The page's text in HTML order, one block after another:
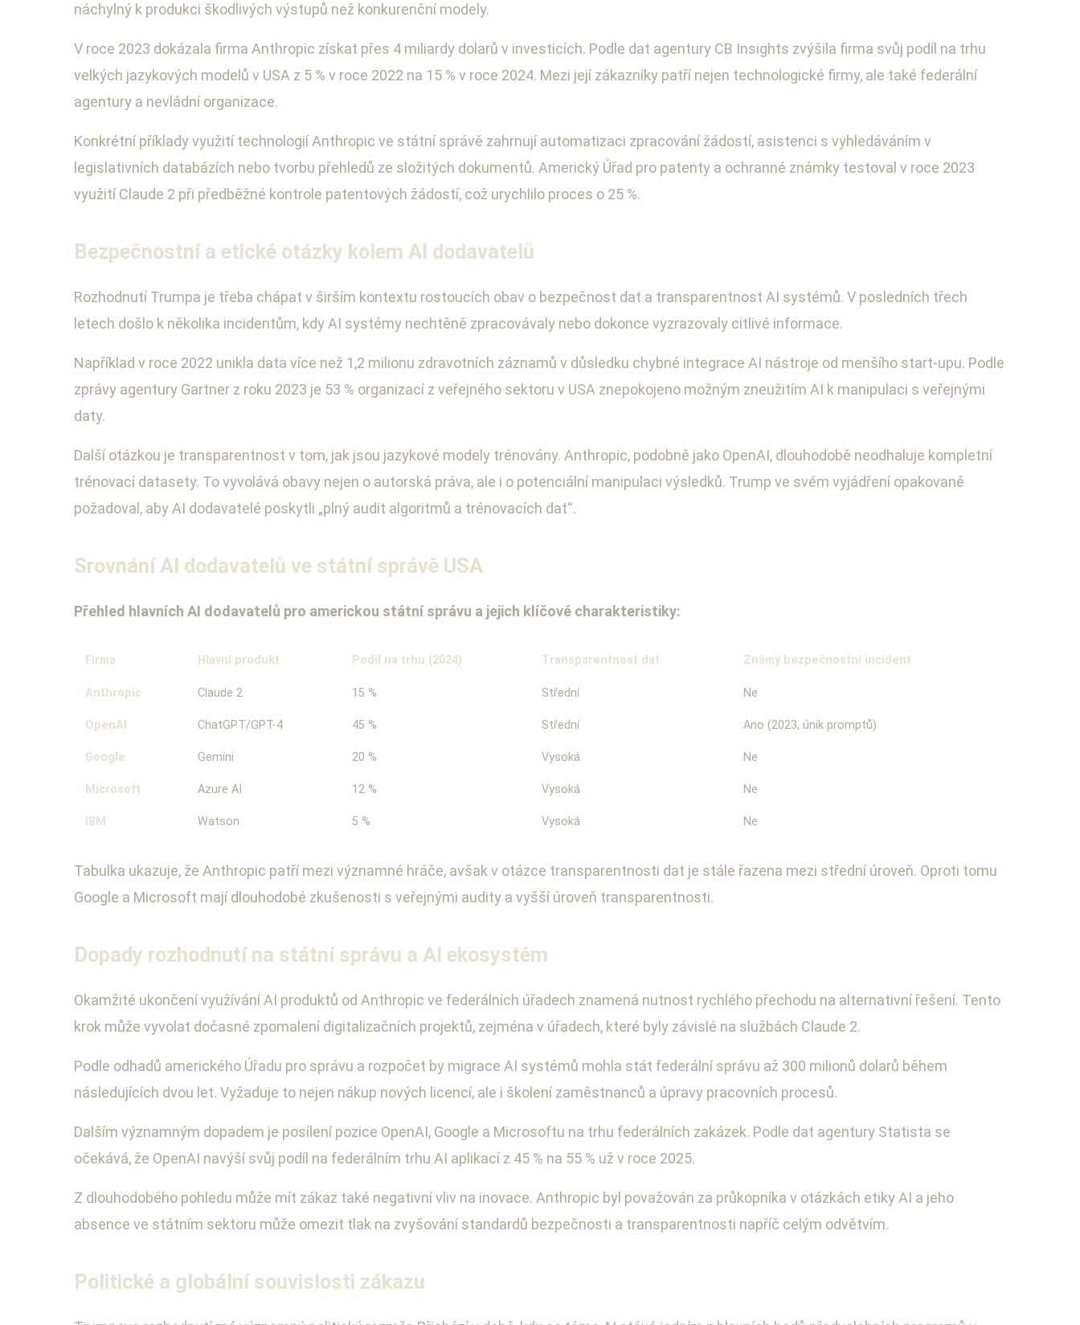
náchylný k produkci škodlivých výstupů než konkurenční modely.
V roce 2023 dokázala firma Anthropic získat přes 4 miliardy dolarů v investicích. Podle dat agentury CB Insights zvýšila firma svůj podíl na trhu
velkých jazykových modelů v USA z 5 % v roce 2022 na 15 % v roce 2024. Mezi její zákazníky patří nejen technologické firmy, ale také federální
agentury a nevládní organizace.
Konkrétní příklady využití technologií Anthropic ve státní správě zahrnují automatizaci zpracování žádostí, asistenci s vyhledáváním v
legislativních databázích nebo tvorbu přehledů ze složitých dokumentů. Americký Úřad pro patenty a ochranné známky testoval v roce 2023
využití Claude 2 při předběžné kontrole patentových žádostí, což urychlilo proces o 25 %.
Bezpečnostní a etické otázky kolem AI dodavatelů
Rozhodnutí Trumpa je třeba chápat v širším kontextu rostoucích obav o bezpečnost dat a transparentnost AI systémů. V posledních třech
letech došlo k několika incidentům, kdy AI systémy nechtěně zpracovávaly nebo dokonce vyzrazovaly citlivé informace.
Například v roce 2022 unikla data více než 1,2 milionu zdravotních záznamů v důsledku chybné integrace AI nástroje od menšího start-upu. Podle
zprávy agentury Gartner z roku 2023 je 53 % organizací z veřejného sektoru v USA znepokojeno možným zneužitím AI k manipulaci s veřejnými
daty.
Další otázkou je transparentnost v tom, jak jsou jazykové modely trénovány. Anthropic, podobně jako OpenAI, dlouhodobě neodhaluje kompletní
trénovací datasety. To vyvolává obavy nejen o autorská práva, ale i o potenciální manipulaci výsledků. Trump ve svém vyjádření opakovaně
požadoval, aby AI dodavatelé poskytli „plný audit algoritmů a trénovacích dat“.
Srovnání AI dodavatelů ve státní správě USA
Přehled hlavních AI dodavatelů pro americkou státní správu a jejich klíčové charakteristiky:
Firma Hlavní produkt Podíl na trhu (2024) Transparentnost dat Známý bezpečnostní incident
Anthropic Claude 2 15 % Střední Ne
OpenAI ChatGPT/GPT-4 45 % Střední Ano (2023, únik promptů)
Google Gemini 20 % Vysoká Ne
Microsoft Azure AI 12 % Vysoká Ne
IBM Watson 5 % Vysoká Ne
Tabulka ukazuje, že Anthropic patří mezi významné hráče, avšak v otázce transparentnosti dat je stále řazena mezi střední úroveň. Oproti tomu
Google a Microsoft mají dlouhodobé zkušenosti s veřejnými audity a vyšší úroveň transparentnosti.
Dopady rozhodnutí na státní správu a AI ekosystém
Okamžité ukončení využívání AI produktů od Anthropic ve federálních úřadech znamená nutnost rychlého přechodu na alternativní řešení. Tento
krok může vyvolat dočasné zpomalení digitalizačních projektů, zejména v úřadech, které byly závislé na službách Claude 2.
Podle odhadů amerického Úřadu pro správu a rozpočet by migrace AI systémů mohla stát federální správu až 300 milionů dolarů během
následujících dvou let. Vyžaduje to nejen nákup nových licencí, ale i školení zaměstnanců a úpravy pracovních procesů.
Dalším významným dopadem je posílení pozice OpenAI, Google a Microsoftu na trhu federálních zakázek. Podle dat agentury Statista se
očekává, že OpenAI navýší svůj podíl na federálním trhu AI aplikací z 45 % na 55 % už v roce 2025.
Z dlouhodobého pohledu může mít zákaz také negativní vliv na inovace. Anthropic byl považován za průkopníka v otázkách etiky AI a jeho
absence ve státním sektoru může omezit tlak na zvyšování standardů bezpečnosti a transparentnosti napříč celým odvětvím.
Politické a globální souvislosti zákazu